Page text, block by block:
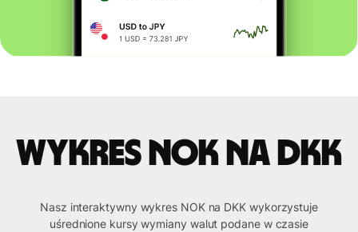
Wykres NOK na DKK
Nasz interaktywny wykres NOK na DKK wykorzystuje
uśrednione kursy wymiany walut podane w czasie